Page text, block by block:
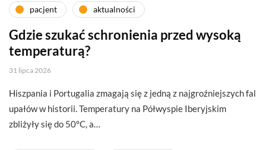
pacjent aktualności
Gdzie szukać schronienia przed wysoką
temperaturą?
31 lipca 2026
Hiszpania i Portugalia zmagają się z jedną z najgroźniejszych fal
upałów w historii. Temperatury na Półwyspie Iberyjskim
zbliżyły się do 50°C, a…